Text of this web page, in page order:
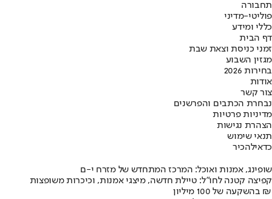
תחבורה
פוליטי-מדיני
כללי ומידע
דף הבית
זמני כניסת וצאת שבת
מגזין השבוע
בחירות 2026
אודות
צור קשר
נבחרת הכתבים והפרשנים
מדיניות פרטיות
הצהרת נגישות
תנאי שימוש
כדאילהכיר
שופינג, אמנות ואוכל: המרכז המתחדש של מזרח י-ם
קפיצה קטנה לחו"ל: טיילת חדשה, מיצגי אמנות, וכיכרות משופצות
בהשקעה של 100 מיליון ₪